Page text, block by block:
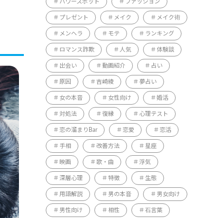
パワースポット ファッション
プレゼント メイク メイク術
メンヘラ モテ ランキング
ロマンス詐欺 人気 体験談
出会い 動画紹介 占い
原因 吉崎綾 夢占い
女の本音 女性向け 婚活
対処法 復縁 心理テスト
恋の溜まりBar 恋愛 恋活
手相 改善方法 星座
映画 歌・曲 浮気
深層心理 特徴 生態
用語解説 男の本音 男女向け
男性向け 相性 石言葉